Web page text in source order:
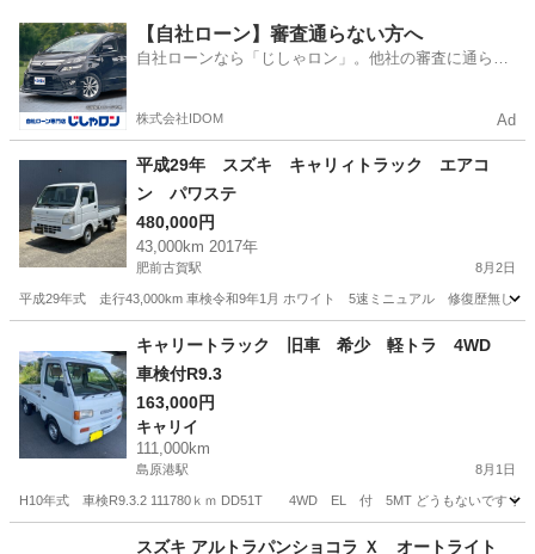
長崎 長崎市 肥前古賀駅 ジムニー ハスラー
【自社ローン】審査通らない方へ
自社ローンなら「じしゃロン」。他社の審査に通らな
株式会社IDOM Ad
平成29年 スズキ キャリィトラック エアコ
ン パワステ
480,000円
43,000km 2017年
肥前古賀駅 8月2日
平成29年式 走行43,000km 車検令和9年1月 ホワイト 5速ミニュアル 修復歴無し ド
肥前古賀駅 スズキ
キャリートラック 旧車 希少 軽トラ 4WD
車検付R9.3
163,000円
キャリイ
111,000km
島原港駅 8月1日
H10年式 車検R9.3.2 111780ｋｍ DD51T 4WD EL 付 5MT どうもないです ディ
島原港駅 キャリイ
スズキ アルトラパンショコラ Ｘ オートライト